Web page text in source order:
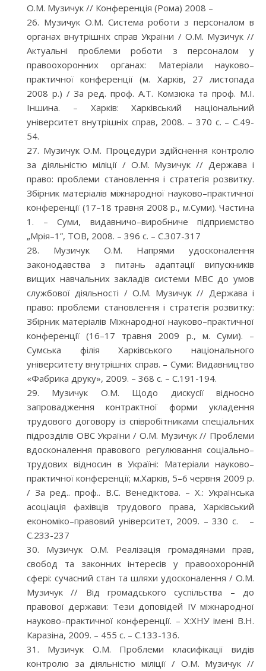
О.М. Музичук // Конференція (Рома) 2008 –
Музичук О.М. Система роботи з персоналом в
органах внутрішніх справ України / О.М. Музичук //
Актуальні проблеми роботи з персоналом у
правоохоронних органах: Матеріали науково–
практичної конференції (м. Харків, 27 листопада
2008 р.) / За ред. проф. А.Т. Комзюка та проф. М.І.
Іншина. – Харків: Харківський національний
університет внутрішніх справ, 2008. – 370 с. – С.49-
54.
Музичук О.М. Процедури здійснення контролю
за діяльністю міліції / О.М. Музичук // Держава і
право: проблеми становлення і стратегія розвитку.
Збірник матеріалів міжнародної науково–практичної
конференції (17–18 травня 2008 р., м.Суми). Частина
1. – Суми, видавничо–виробниче підприємство
„Мрія–1”, ТОВ, 2008. – 396 с. – С.307-317
Музичук О.М. Напрями удосконалення
законодавства з питань адаптації випускників
вищих навчальних закладів системи МВС до умов
службової діяльності / О.М. Музичук // Держава і
право: проблеми становлення і стратегія розвитку:
Збірник матеріалів Міжнародної науково–практичної
конференції (16–17 травня 2009 р., м. Суми). –
Сумська філія Харківського національного
університету внутрішніх справ. – Суми: Видавництво
«Фабрика друку», 2009. – 368 с. – С.191-194.
Музичук О.М. Щодо дискусії відносно
запровадження контрактної форми укладення
трудового договору із співробітниками спеціальних
підрозділів ОВС України / О.М. Музичук // Проблеми
вдосконалення правового регулювання соціально–
трудових відносин в Україні: Матеріали науково–
практичної конференції; м.Харків, 5–6 червня 2009 р.
/ За ред.. проф.. В.С. Венедіктова. – Х.: Українська
асоціація фахівців трудового права, Харківський
економіко–правовий університет, 2009. – 330 с. –
С.233-237
Музичук О.М. Реалізація громадянами прав,
свобод та законних інтересів у правоохоронній
сфері: сучасний стан та шляхи удосконалення / О.М.
Музичук // Від громадського суспільства – до
правової держави: Тези доповідей ІV міжнародної
науково–практичної конференції. – Х:ХНУ імені В.Н.
Каразіна, 2009. – 455 с. – С.133-136.
Музичук О.М. Проблеми класифікації видів
контролю за діяльністю міліції / О.М. Музичук //